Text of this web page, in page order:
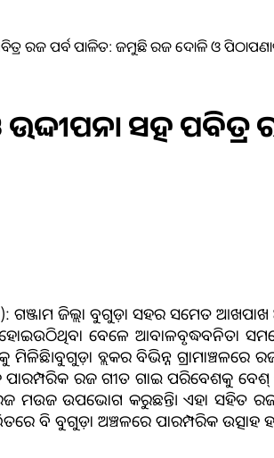
ରଜ ପର୍ବ ପାଳିତ: ଜମୁଛି ରଜ ଦୋଳି ଓ
ଉଦ୍ଦୀପନା ସହ
ଗଞ୍ଜାମ ଜିଲ୍ଲା ବୁଗୁଡ଼ା ସହର ସମେତ
ବେଳେ ଆବାଳବୃଦ୍ଧବନିତା
ବ୍ଲକର ବିଭିନ୍ନ
ରଜ ଗୀତ ଗାଇ ପରିବେଶକୁ ବେଶ୍‌
ମଉଜ ଉପଭୋଗ କରୁଛନ୍ତି। ଏହା ସହିତ ରଜ
ବି ବୁଗୁଡ଼ା ଅଞ୍ଚଳରେ ପାରମ୍ପରିକ ଉତ୍ସାହ